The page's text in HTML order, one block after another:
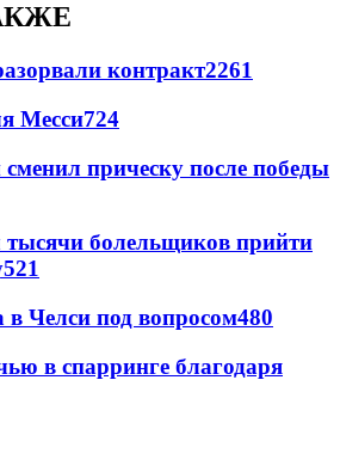
контракт2261
Месси724
прическу после победы
тысячи болельщиков прийти
521
Челси под вопросом480
в спарринге благодаря